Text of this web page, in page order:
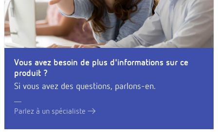
Vous avez besoin de plus d'informations sur ce
produit ?
Si vous avez des questions, parlons-en.
Parlez à un spécialiste